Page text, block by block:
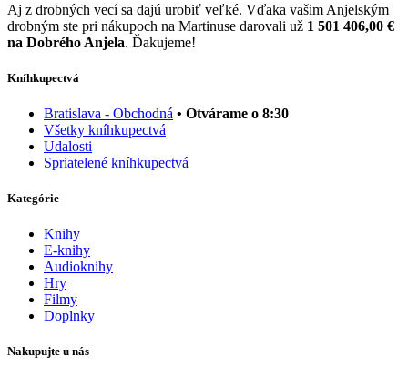
Aj z drobných vecí sa dajú urobiť veľké. Vďaka vašim Anjelským
drobným ste pri nákupoch na Martinuse darovali už 1 501 406,00 €
na Dobrého Anjela. Ďakujeme!
Kníhkupectvá
Bratislava - Obchodná • Otvárame o 8:30
Všetky kníhkupectvá
Udalosti
Spriatelené kníhkupectvá
Kategórie
Knihy
E-knihy
Audioknihy
Hry
Filmy
Doplnky
Nakupujte u nás